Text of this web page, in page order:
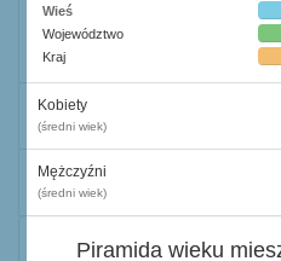
Wieś
Województwo
Kraj
Kobiety
(średni wiek)
Mężczyźni
(średni wiek)
Piramida wieku